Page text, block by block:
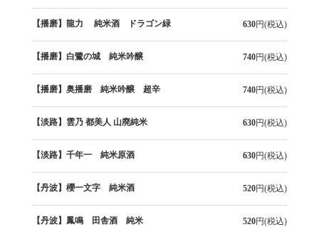
【播磨】龍力 純米酒 ドラゴン緑 630円(税込)
【播磨】白鷺の城 純米吟醸 740円(税込)
【播磨】奥播磨 純米吟醸 超辛 740円(税込)
【淡路】雲乃 都美人 山廃純米 630円(税込)
【淡路】千年一 純米原酒 630円(税込)
【丹波】櫻一文字 純米酒 520円(税込)
【丹波】鳳鳴 田舎酒 純米 520円(税込)